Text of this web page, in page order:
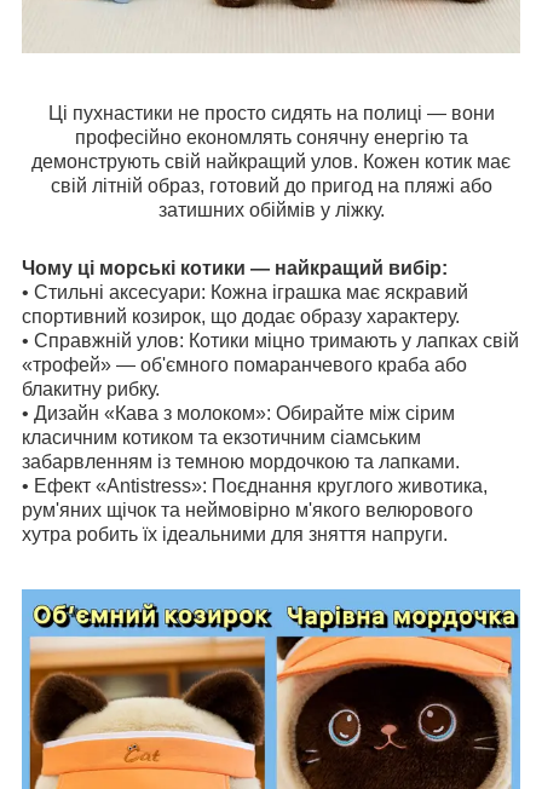
Ці пухнастики не просто сидять на полиці — вони
професійно економлять сонячну енергію та
демонструють свій найкращий улов. Кожен котик має
свій літній образ, готовий до пригод на пляжі або
затишних обіймів у ліжку.
Чому ці морські котики — найкращий вибір:
• Стильні аксесуари: Кожна іграшка має яскравий
спортивний козирок, що додає образу характеру.
• Справжній улов: Котики міцно тримають у лапках свій
«трофей» — об'ємного помаранчевого краба або
блакитну рибку.
• Дизайн «Кава з молоком»: Обирайте між сірим
класичним котиком та екзотичним сіамським
забарвленням із темною мордочкою та лапками.
• Ефект «Antistress»: Поєднання круглого животика,
рум'яних щічок та неймовірно м'якого велюрового
хутра робить їх ідеальними для зняття напруги.